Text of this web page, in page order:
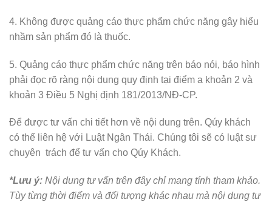
4. Không được quảng cáo thực phẩm chức năng gây hiểu
nhầm sản phẩm đó là thuốc.
5. Quảng cáo thực phẩm chức năng trên báo nói, báo hình
phải đọc rõ ràng nội dung quy định tại điểm a khoản 2 và
khoản 3 Điều 5 Nghị định 181/2013/NĐ-CP.
Để được tư vấn chi tiết hơn về nội dung trên. Qúy khách
có thể liên hệ với Luật Ngân Thái. Chúng tôi sẽ có luật sư
chuyên trách để tư vấn cho Qúy Khách.
*Lưu ý: Nội dung tư vấn trên đây chỉ mang tính tham khảo.
Tùy từng thời điểm và đối tượng khác nhau mà nội dung tư